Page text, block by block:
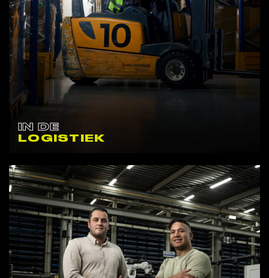
IN DE
LOGISTIEK